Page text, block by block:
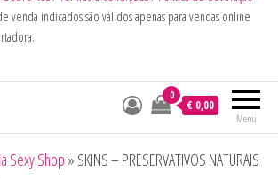
venda indicados são válidos apenas para vendas online
Menu
0
€ 0,00
Sexy Shop » SKINS – PRESERVATIVOS NATURAIS